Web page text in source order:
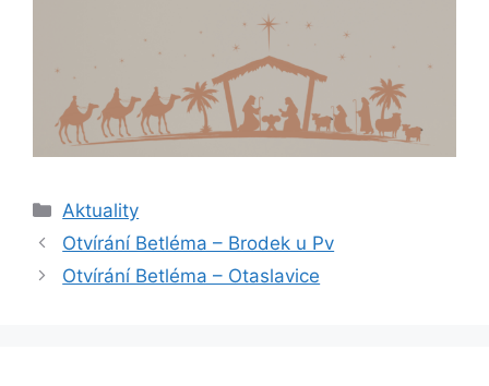
Rubriky
Aktuality
Otvírání Betléma – Brodek u Pv
Otvírání Betléma – Otaslavice